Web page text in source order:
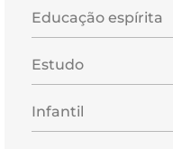
Educação espírita
Estudo
Infantil